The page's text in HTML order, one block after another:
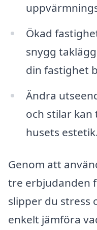
Ökad
snygg
din fastighet
Ändra
och stilar
husets estetik.
Genom att
tre erbjudanden
slipper du stress
enkelt jämföra